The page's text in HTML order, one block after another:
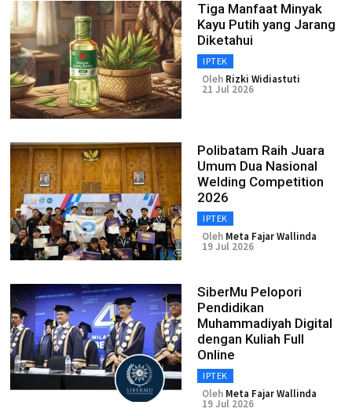
Tiga Manfaat Minyak
Kayu Putih yang Jarang
Diketahui
IPTEK
Oleh Rizki Widiastuti
21 Jul 2026
Polibatam Raih Juara
Umum Dua Nasional
Welding Competition
2026
IPTEK
Oleh Meta Fajar Wallinda
19 Jul 2026
SiberMu Pelopori
Pendidikan
Muhammadiyah Digital
dengan Kuliah Full
Online
IPTEK
Oleh Meta Fajar Wallinda
19 Jul 2026